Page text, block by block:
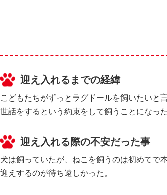
迎え入れるまでの経緯
こどもたちがずっとラグドールを飼いたいと
世話をするという約束をして飼うことになった
迎え入れる際の不安だった事
犬は飼っていたが、ねこを飼うのは初めてで
迎えするのが待ち遠しかった。